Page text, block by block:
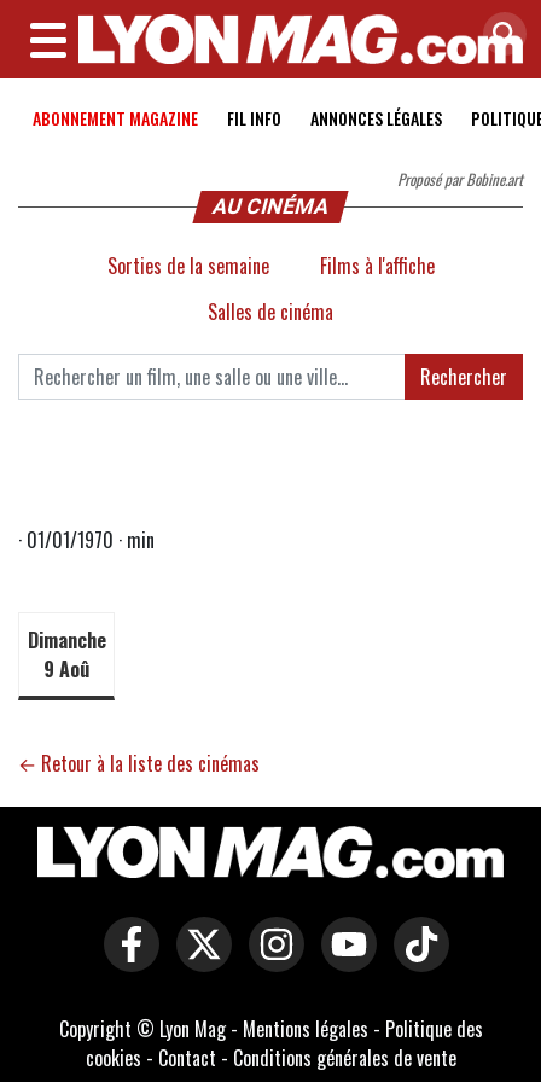
MENU
ABONNEMENT MAGAZINE FIL INFO ANNONCES LÉGALES
Proposé par Bobine.art
AU CINÉMA
Sorties de la semaine
Films à l'affiche
Salles de cinéma
Rechercher
· 01/01/1970 · min
Dimanche
9 Aoû
← Retour à la liste des cinémas
Copyright © Lyon Mag - Mentions légales - Politique des
cookies - Contact - Conditions générales de vente